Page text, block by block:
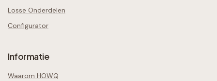
Losse Onderdelen
Configurator
Informatie
Waarom HOWQ